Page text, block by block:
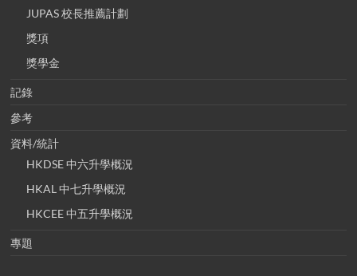
JUPAS 校長推薦計劃
獎項
獎學金
記錄
參考
資料/統計
HKDSE 中六升學概況
HKAL 中七升學概況
HKCEE 中五升學概況
專題